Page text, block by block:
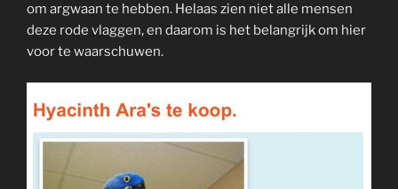
om argwaan te hebben. Helaas zien niet alle mensen
deze rode vlaggen, en daarom is het belangrijk om hier
voor te waarschuwen.